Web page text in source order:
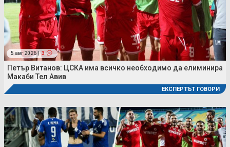
5 авг 2026 | 3
Петър Витанов: ЦСКА има всичко необходимо да елиминира
Макаби Тел Авив
ЕКСПЕРТЪТ ГОВОРИ